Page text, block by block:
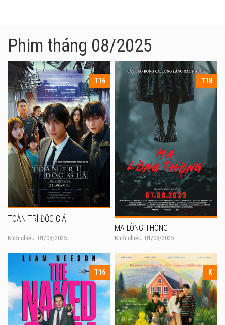
Phim tháng 08/2025
T16
TOÀN TRÍ ĐỘC GIẢ
Khởi chiếu: 01/08/2025
T18
MA LÒNG THÒNG
Khởi chiếu: 01/08/2025
T16 K